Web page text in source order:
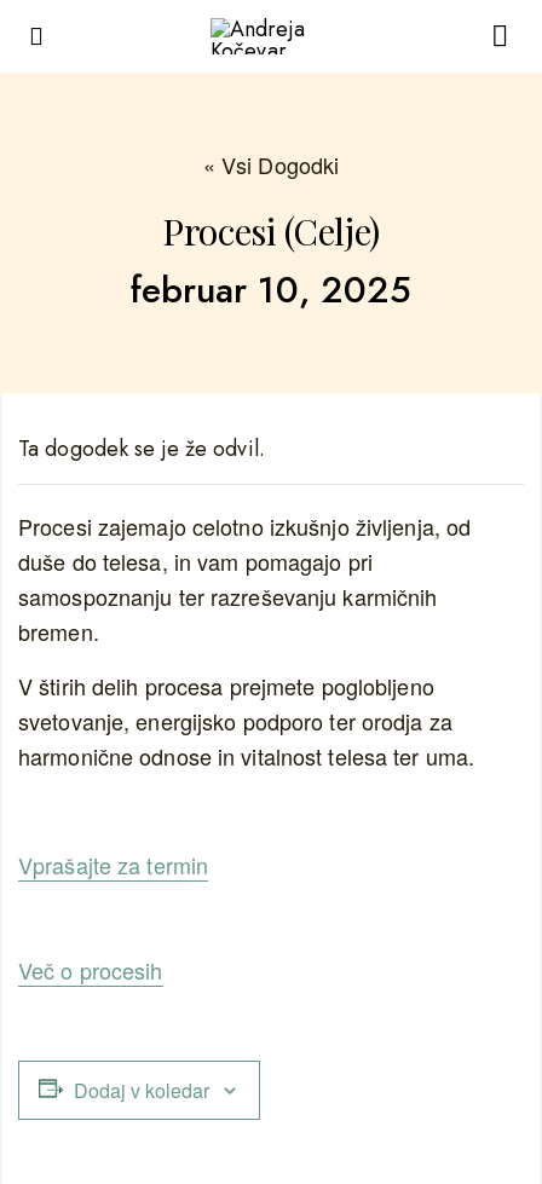
« Vsi Dogodki
Procesi (Celje)
februar 10, 2025
Ta dogodek se je že odvil.
Procesi zajemajo celotno izkušnjo življenja, od
duše do telesa, in vam pomagajo pri
samospoznanju ter razreševanju karmičnih
bremen.
V štirih delih procesa prejmete poglobljeno
svetovanje, energijsko podporo ter orodja za
harmonične odnose in vitalnost telesa ter uma.
Vprašajte za termin
Več o procesih
Dodaj v koledar